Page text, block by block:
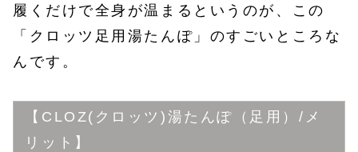
履くだけで全身が温まるというのが、この
「クロッツ足用湯たんぽ」のすごいところな
んです。
【CLOZ(クロッツ)湯たんぽ（足用）/メ
リット】